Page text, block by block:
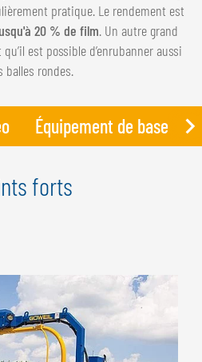
pratique. Le rendement est
20 % de film. Un autre grand
est possible d’enrubanner aussi
balles rondes.
Équipement de base
forts